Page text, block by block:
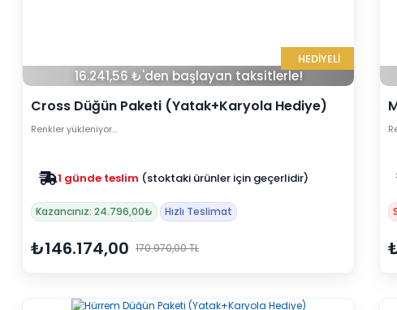
HEDİYELİ
16.241,56 ₺'den başlayan taksitlerle!
Cross Düğün Paketi (Yatak+Karyola Hediye)
Renkler yükleniyor…
Zam yok 2025 fiyatları devam ediyor
Kazancınız: 24.796,00₺ Hızlı Teslimat
₺146.174,00 170.970,00 TL